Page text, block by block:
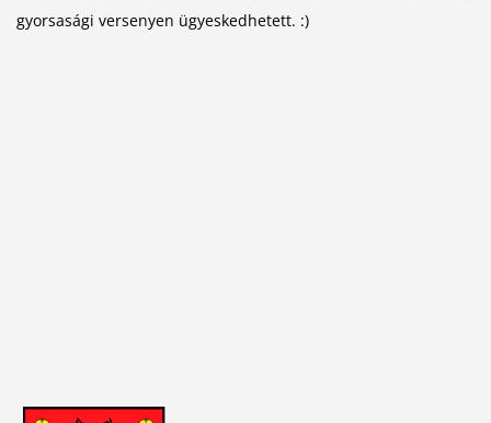
gyorsasági versenyen ügyeskedhetett. :)